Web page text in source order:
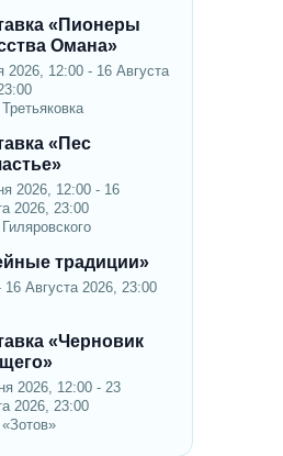
«Пионеры
Омана»
2026, 12:00 - 16 Августа
«Пес
2026, 12:00 - 16
2026, 23:00
традиции»
Августа 2026, 23:00
«Черновик
2026, 12:00 - 23
2026, 23:00